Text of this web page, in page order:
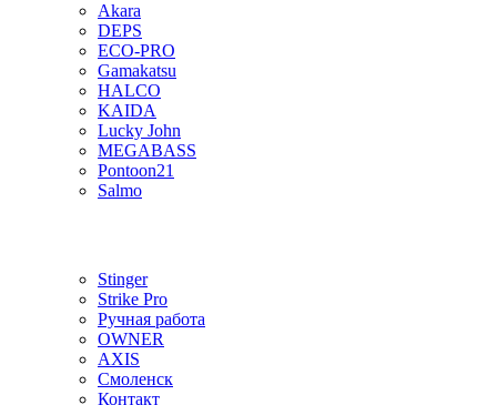
Akara
DEPS
ECO-PRO
Gamakatsu
HALCO
KAIDA
Lucky John
MEGABASS
Pontoon21
Salmo
Stinger
Strike Pro
Ручная работа
OWNER
AXIS
Смоленск
Контакт